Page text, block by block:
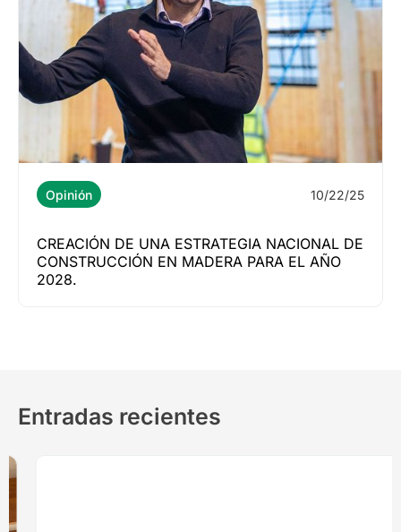
Opinión 10/22/25
CREACIÓN DE UNA ESTRATEGIA NACIONAL DE
CONSTRUCCIÓN EN MADERA PARA EL AÑO
2028.
Entradas recientes